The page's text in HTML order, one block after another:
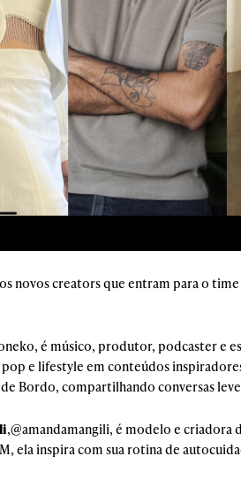
novos creators que entram para o
é músico, produtor, podcaster e
e lifestyle em conteúdos
Bordo, compartilhando conversas
,@amandamangili, é modelo e criadora
ela inspira com sua rotina de